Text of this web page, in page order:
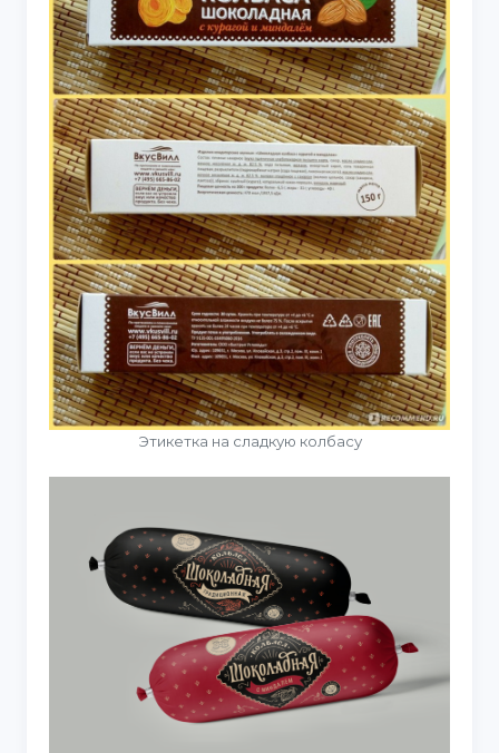
Этикетка на сладкую колбасу